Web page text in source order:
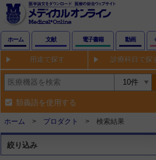
ホーム 文献 電子書籍 動画
用途で探す 診療科目で探
類義語を使用する
ホーム プロダクト 検索結果
絞り込み